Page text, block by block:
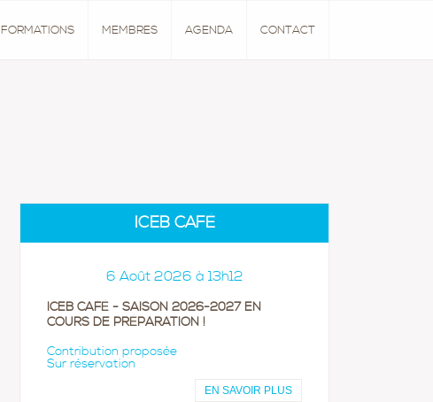
FORMATIONS MEMBRES AGENDA CONTACT
ICEB CAFÉ
6 Août 2026 à 13h12
ICEB CAFÉ - SAISON 2026-2027 EN
COURS DE PRÉPARATION !
Contribution proposée
Sur réservation
EN SAVOIR PLUS